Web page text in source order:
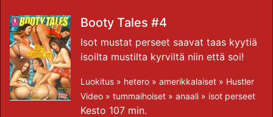
Booty Tales #4
Isot mustat perseet saavat taas kyytiä
isoilta mustilta kyrviltä niin että soi!
Luokitus » hetero » amerikkalaiset » Hustler
Video » tummaihoiset » anaali » isot perseet
Kesto 107 min.